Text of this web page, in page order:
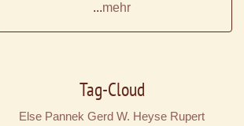
...mehr
Tag-Cloud
Else Pannek Gerd W. Heyse Rupert